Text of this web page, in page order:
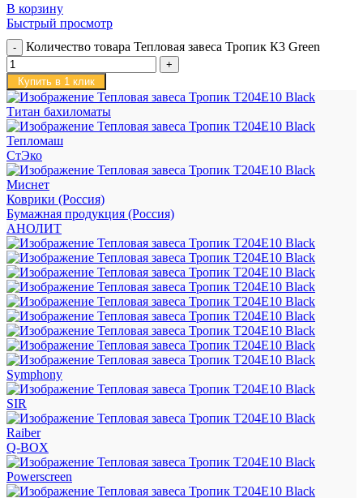
В корзину
Быстрый просмотр
Количество товара Тепловая завеса Тропик К3 Green
Купить в 1 клик
Титан бахиломаты
Тепломаш
СтЭко
Миснет
Коврики (Россия)
Бумажная продукция (Россия)
АНОЛИТ
Symphony
SIR
Raiber
Q-BOX
Powerscreen